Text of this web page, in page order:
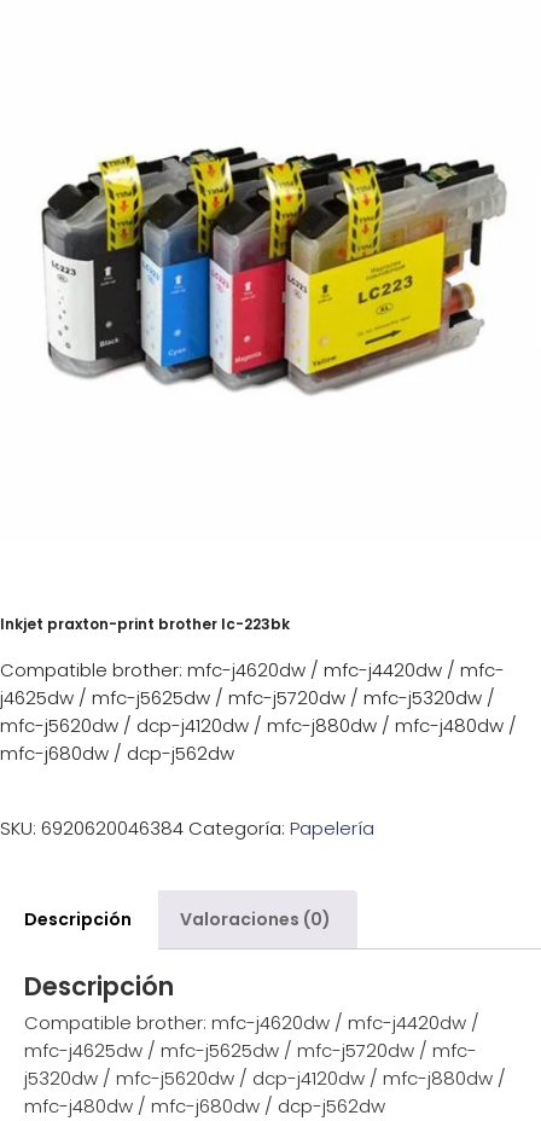
0,00€
¡Imprimir!
Inkjet praxton-print brother lc-223bk
Compatible brother: mfc-j4620dw / mfc-j4420dw / mfc-
j4625dw / mfc-j5625dw / mfc-j5720dw / mfc-j5320dw /
mfc-j5620dw / dcp-j4120dw / mfc-j880dw / mfc-j480dw /
mfc-j680dw / dcp-j562dw
SKU: 6920620046384 Categoría: Papelería
Descripción Valoraciones (0)
Descripción
Compatible brother: mfc-j4620dw / mfc-j4420dw /
mfc-j4625dw / mfc-j5625dw / mfc-j5720dw / mfc-
j5320dw / mfc-j5620dw / dcp-j4120dw / mfc-j880dw /
mfc-j480dw / mfc-j680dw / dcp-j562dw